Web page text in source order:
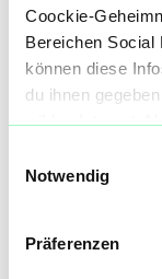
Coockie-
Bereichen Social
können diese
du ihnen
wilden Internet-
Notwendig
Präferenzen
Li Linalool
Li